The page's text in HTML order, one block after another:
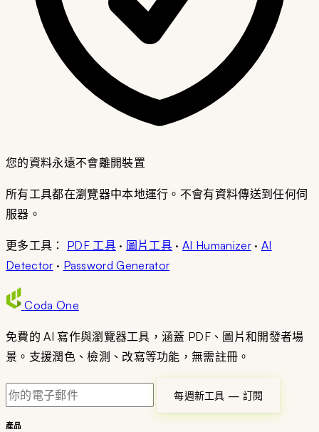
您的資料永遠不會離開裝置
所有工具都在瀏覽器中本地運行。不會有資料傳送到任何伺
服器。
更多工具： PDF 工具· 圖片工具 ·AI Humanizer· AI
Detector · Password Generator
Coda One
免費的 AI 寫作與瀏覽器工具，涵蓋 PDF、圖片和開發者場
景。支援潤色、檢測、改寫等功能，無需註冊。
每週新工具 — 訂閱
產品